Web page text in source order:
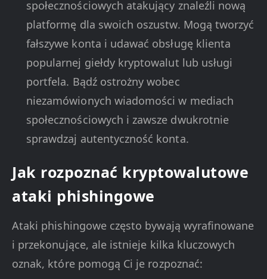
społecznościowych atakujący znaleźli nową
platformę dla swoich oszustw. Mogą tworzyć
fałszywe konta i udawać obsługę klienta
popularnej giełdy kryptowalut lub usługi
portfela. Bądź ostrożny wobec
niezamówionych wiadomości w mediach
społecznościowych i zawsze dwukrotnie
sprawdzaj autentyczność konta.
Jak rozpoznać kryptowalutowe
ataki phishingowe
Ataki phishingowe często bywają wyrafinowane
i przekonujące, ale istnieje kilka kluczowych
oznak, które pomogą Ci je rozpoznać: